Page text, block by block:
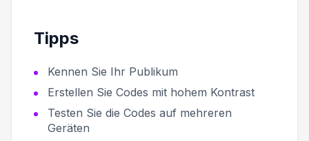
Tipps
Kennen Sie Ihr Publikum
Erstellen Sie Codes mit hohem Kontrast
Testen Sie die Codes auf mehreren
Geräten